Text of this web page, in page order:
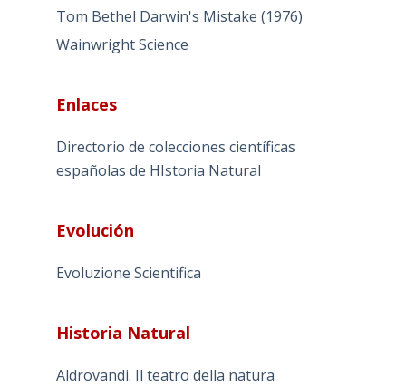
Tom Bethel Darwin's Mistake (1976)
Wainwright Science
Enlaces
Directorio de colecciones científicas
españolas de HIstoria Natural
Evolución
Evoluzione Scientifica
Historia Natural
Aldrovandi. Il teatro della natura